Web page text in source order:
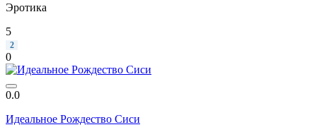
Эротика
5
2
0
0.0
Идеальное Рождество Сиси